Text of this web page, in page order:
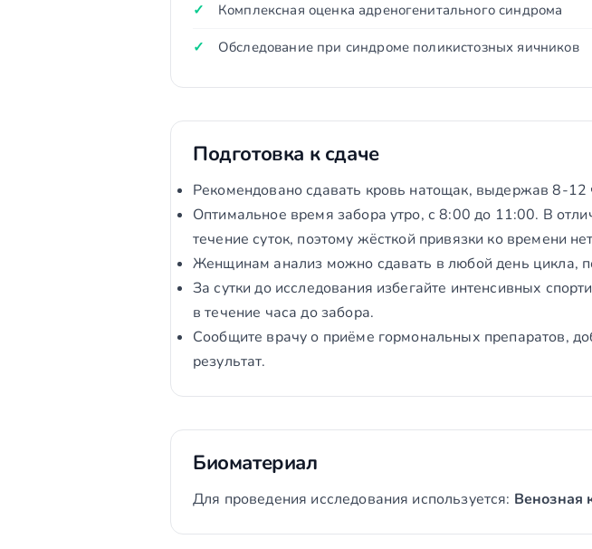
Комплексная оценка адреногенитального синдрома
Обследование при синдроме поликистозных яичников
Подготовка к сдаче
Рекомендовано сдавать кровь натощак, выдержав 8-
Оптимальное время забора утро, с 8:00 до 11:00. В
течение суток, поэтому жёсткой привязки ко времени
Женщинам анализ можно сдавать в любой день цикла,
За сутки до исследования избегайте интенсивных
в течение часа до забора.
Сообщите врачу о приёме гормональных препаратов,
результат.
Биоматериал
Для проведения исследования используется: Венозная